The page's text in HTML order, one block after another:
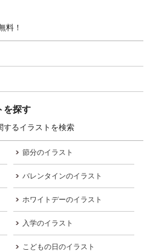
料！
を探す
するイラストを検索
節分のイラスト
バレンタインのイラスト
ホワイトデーのイラスト
入学のイラスト
こどもの日のイラスト